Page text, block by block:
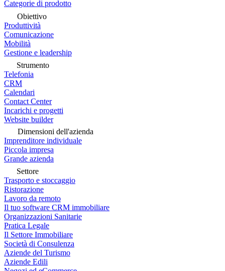
Categorie di prodotto
Obiettivo
Produttività
Comunicazione
Mobilità
Gestione e leadership
Strumento
Telefonia
CRM
Calendari
Contact Center
Incarichi e progetti
Website builder
Dimensioni dell'azienda
Imprenditore individuale
Piccola impresa
Grande azienda
Settore
Trasporto e stoccaggio
Ristorazione
Lavoro da remoto
Il tuo software CRM immobiliare
Organizzazioni Sanitarie
Pratica Legale
Il Settore Immobiliare
Società di Consulenza
Aziende del Turismo
Aziende Edili